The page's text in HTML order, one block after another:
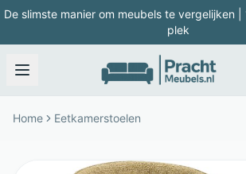
De slimste manier om meubels te vergelijken
plek
Home Eetkamerstoelen